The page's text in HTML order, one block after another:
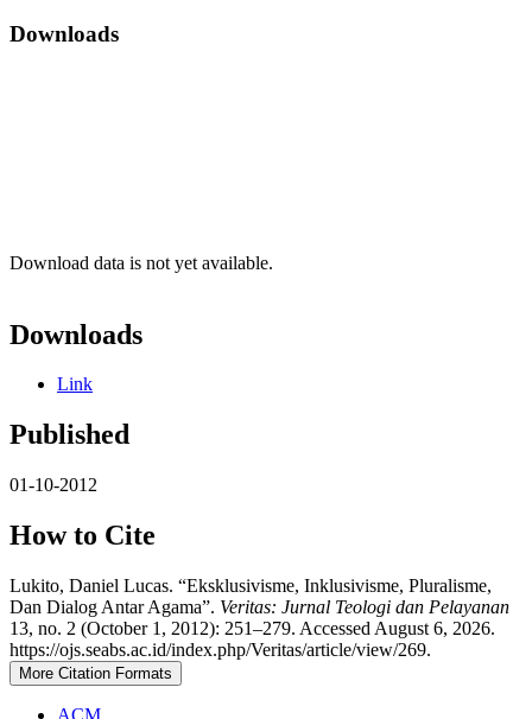
Downloads
Download data is not yet available.
Downloads
Link
Published
01-10-2012
How to Cite
Lukito, Daniel Lucas. “Eksklusivisme, Inklusivisme, Pluralisme,
Dan Dialog Antar Agama”. Veritas: Jurnal Teologi dan Pelayanan
13, no. 2 (October 1, 2012): 251–279. Accessed August 6, 2026.
https://ojs.seabs.ac.id/index.php/Veritas/article/view/269.
More Citation Formats
ACM